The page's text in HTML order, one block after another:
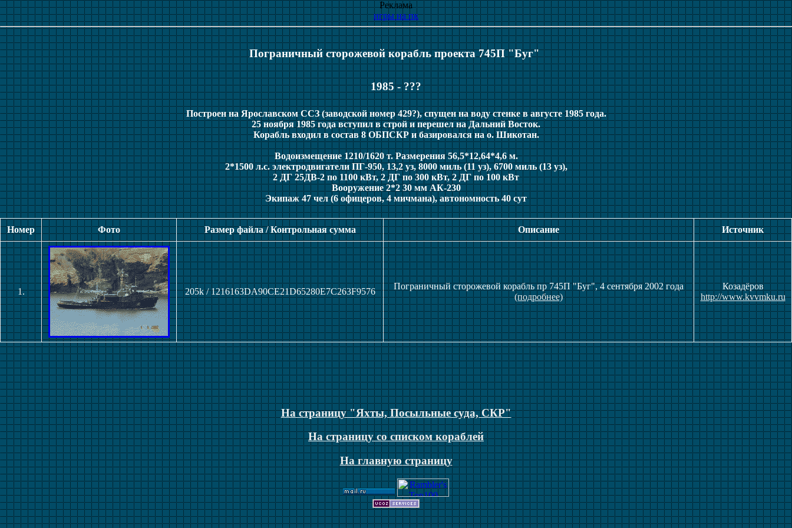
Реклама
игры на пк
Пограничный сторожевой корабль проекта 745П "Буг"
1985 - ???
Построен на Ярославском ССЗ (заводской номер 429?), cпущен на воду стенке в августе 1985 года.
25 ноября 1985 года вступил в строй и перешел на Дальний Восток.
Корабль входил в состав 8 ОБПСКР и базировался на о. Шикотан.
Водоизмещение 1210/1620 т. Размерения 56,5*12,64*4,6 м.
2*1500 л.с. электродвигатели ПГ-950, 13,2 уз, 8000 миль (11 уз), 6700 миль (13 уз),
2 ДГ 25ДВ-2 по 1100 кВт, 2 ДГ по 300 кВт, 2 ДГ по 100 кВт
Вооружение 2*2 30 мм АК-230
Экипаж 47 чел (6 офицеров, 4 мичмана), автономность 40 сут
Номер Фото Размер файла / Контрольная сумма Описание Источник
1. 205k / 1216163DA90CE21D65280E7C263F9576
Пограничный сторожевой корабль пр 745П "Буг", 4 сентября 2002 года
(подробнее)
Козадёров
http://www.kvvmku.ru
На страницу "Яхты, Посыльные суда, СКР"
На страницу со списком кораблей
На главную страницу